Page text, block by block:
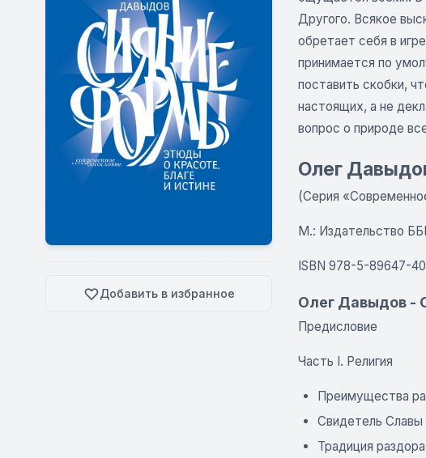
Добавить в избранное
Другого. Всякое
обретает себя в
принимается по
поставить скобки,
настоящих, а не
вопрос о природе
Олег
(Серия
М.: Издательство
ISBN 978-5-89647-
Олег Давыдов -
Предисловие
Часть I. Религия
Преимущества
Свидетель Славы
Традиция раздора